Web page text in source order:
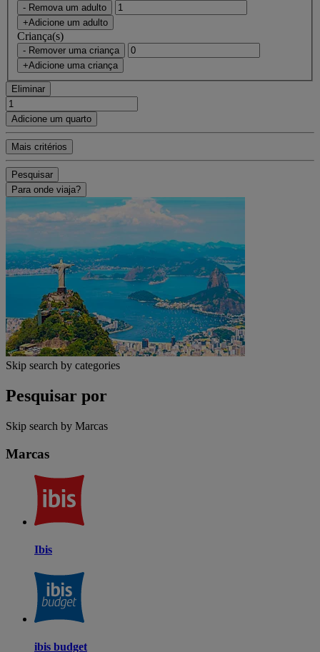
- Remova um adulto
+Adicione um adulto
Criança(s)
- Remover uma criança
+Adicione uma criança
Eliminar
Adicione um quarto
Mais critérios
Pesquisar
Para onde viaja?
Skip search by categories
Pesquisar por
Skip search by Marcas
Marcas
Ibis
ibis budget